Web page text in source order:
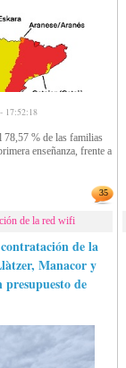
17:52:18
78,57 % de las familias
enseñanza, frente a
35
de la red wifi
de la
Manacor y
de